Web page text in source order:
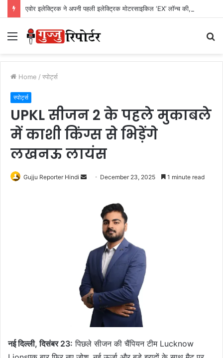
Menu
Home / स्पोर्ट्स
स्पोर्ट्स
UPKL सीजन 2 के पहले मुकाबले
में काशी किंग्स से भिड़ेंगे
लखनऊ लायंस
Gujju Reporter Hindi
m
i
l
December 23, 2025 1 minute read
नई दिल्ली, दिसंबर 23: पिछले सीजन की चैंपियन टीम Lucknow